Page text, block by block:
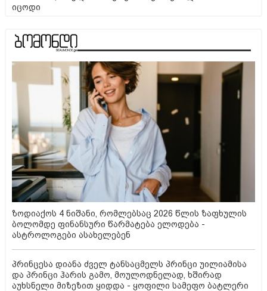
იცოდი
ზოდიაქოს 4 ნიშანი, რომლებსაც 2026 წლის ზაფხულის
ბოლომდე ფინანსური წარმატება ელოდება -
ასტროლოგები ასახელებენ
პრინცესა დიანა ძველ ტანსაცმელს პრინცი უილიამისა
და პრინცი ჰარის გამო, მოულოდნელად, ხშირად
აუხსნელი მიზეზით ყიდდა - ყოფილი სამეფო ბატლერი